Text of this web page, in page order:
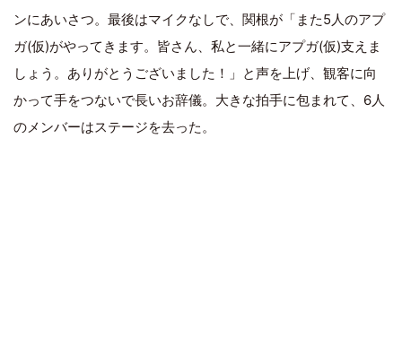
ンにあいさつ。最後はマイクなしで、関根が「また5人のアプ
ガ(仮)がやってきます。皆さん、私と一緒にアプガ(仮)支えま
しょう。ありがとうございました！」と声を上げ、観客に向
かって手をつないで長いお辞儀。大きな拍手に包まれて、6人
のメンバーはステージを去った。